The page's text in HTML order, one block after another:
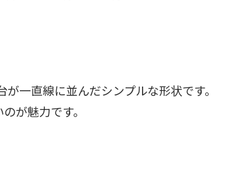
一直線に並んだシンプルな形状です。
が魅力です。